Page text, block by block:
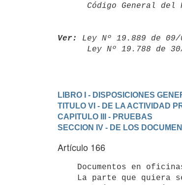
Código General
Ver: Ley Nº 19.889 de
Ley Nº 19.788
LIBRO I - DISPOSICIONES
TITULO VI - DE LA ACTIVIDAD
CAPITULO III - PRUEBAS
SECCION IV - DE LOS
Artículo 166